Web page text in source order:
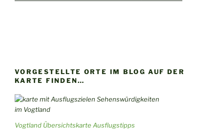
VORGESTELLTE ORTE IM BLOG AUF DER
KARTE FINDEN…
Vogtland Übersichtskarte Ausflugstipps